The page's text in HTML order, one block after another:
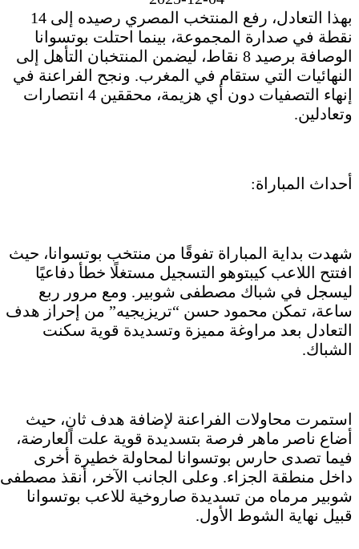
بهذا التعادل، رفع المنتخب المصري رصيده إلى 14
نقطة في صدارة المجموعة، بينما احتلت بوتسوانا
الوصافة برصيد 8 نقاط، ليضمن المنتخبان التأهل إلى
النهائيات التي ستقام في المغرب. ونجح الفراعنة في
إنهاء التصفيات دون أي هزيمة، محققين 4 انتصارات
وتعادلين.
أحداث المباراة:
شهدت بداية المباراة تفوقًا من منتخب بوتسوانا، حيث
افتتح اللاعب كيبتوهو التسجيل مستغلًا خطأ دفاعيًا
ليسجل في شباك مصطفى شوبير. ومع مرور ربع
ساعة، تمكن محمود حسن “تريزيجيه” من إحراز هدف
التعادل بعد مراوغة مميزة وتسديدة قوية سكنت
الشباك.
استمرت محاولات الفراعنة لإضافة هدف ثانٍ، حيث
أضاع ناصر ماهر فرصة بتسديدة قوية علت العارضة،
فيما تصدى حارس بوتسوانا لمحاولة خطيرة أخرى
داخل منطقة الجزاء. وعلى الجانب الآخر، أنقذ مصطفى
شوبير مرماه من تسديدة صاروخية للاعب بوتسوانا
قبيل نهاية الشوط الأول.